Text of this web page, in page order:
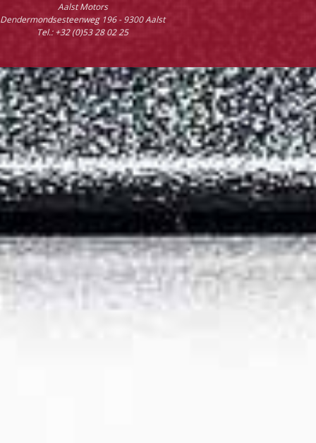
Aalst Motors
Dendermondsesteenweg 196 - 9300 Aalst
Tel.: +32 (0)53 28 02 25